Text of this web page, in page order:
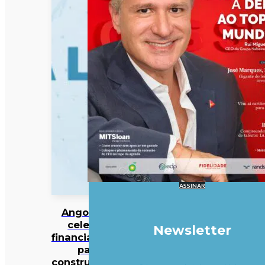
Angola vai
celebrar
financiamento
para
construção do
ASSINAR
Newsletter